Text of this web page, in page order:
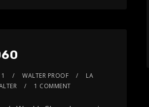
WALTER PROOF
LA
1 COMMENT